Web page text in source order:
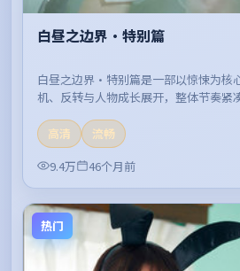
白昼之边界·特别篇
白昼之边界·特别篇是一部以惊悚为核
机、反转与人物成长展开，整体节奏紧
高清
流畅
9.4万
46个月前
热门